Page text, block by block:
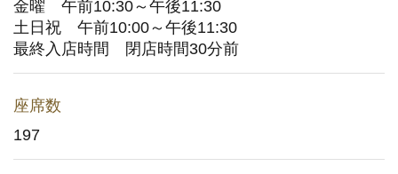
ご意見・お問い合わせフォーム
メディア取材に関するお問い合わせ
(YouTuberの方もこちら)
金曜 午前10:30～午後11:30
土日祝 午前10:00～午後11:30
最終入店時間 閉店時間30分前
座席数
197